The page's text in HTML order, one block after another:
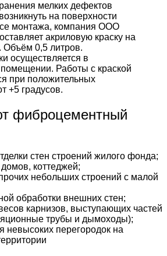
мелких дефектов
на поверхности
монтажа, компания ООО
акриловую краску на
Объём 0,5 литров.
осуществляется в
Работы с краской
при положительных
+5 градусов.
фиброцементный
стен строений жилого фонда;
коттеджей;
небольших строений с малой
обработки внешних стен;
карнизов, выступающих частей
трубы и дымоходы);
невысоких перегородок на